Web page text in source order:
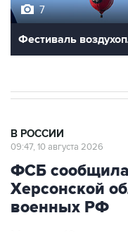
Фестиваль
ФСБ сообщила
Херсонской
военных РФ
Москва. 10